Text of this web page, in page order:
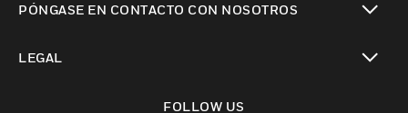
PÓNGASE EN CONTACTO CON NOSOTROS
LEGAL
FOLLOW US